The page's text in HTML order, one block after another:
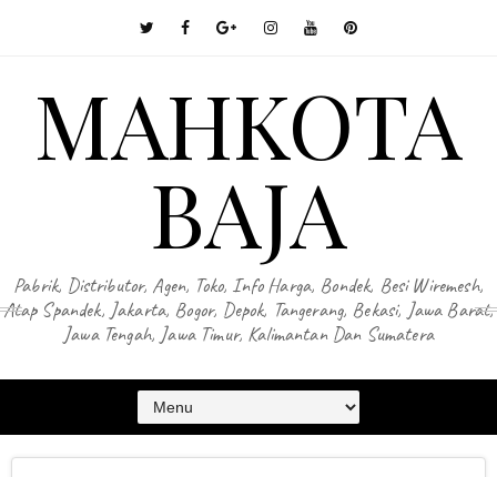
MAHKOTA
BAJA
Pabrik, Distributor, Agen, Toko, Info Harga, Bondek, Besi Wiremesh,
Atap Spandek, Jakarta, Bogor, Depok, Tangerang, Bekasi, Jawa Barat,
Jawa Tengah, Jawa Timur, Kalimantan Dan Sumatera